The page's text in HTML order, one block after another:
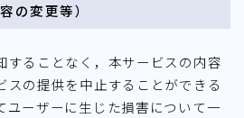
の変更等）
することなく，本サービスの内容
スの提供を中止することができる
ユーザーに生じた損害について一